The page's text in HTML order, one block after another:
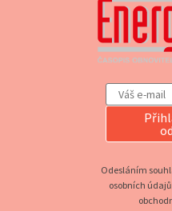
Odesláním
osobních